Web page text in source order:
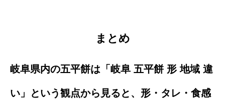
まとめ
岐阜県内の五平餅は「岐阜 五平餅 形 地域 違
い」という観点から見ると、形・タレ・食感